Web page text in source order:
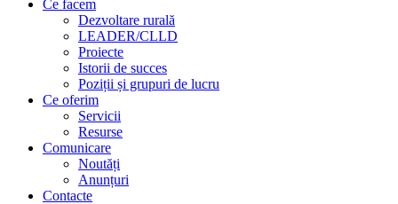
Ce facem
Dezvoltare rurală
LEADER/CLLD
Proiecte
Istorii de succes
Poziții și grupuri de lucru
Ce oferim
Servicii
Resurse
Comunicare
Noutăți
Anunțuri
Contacte